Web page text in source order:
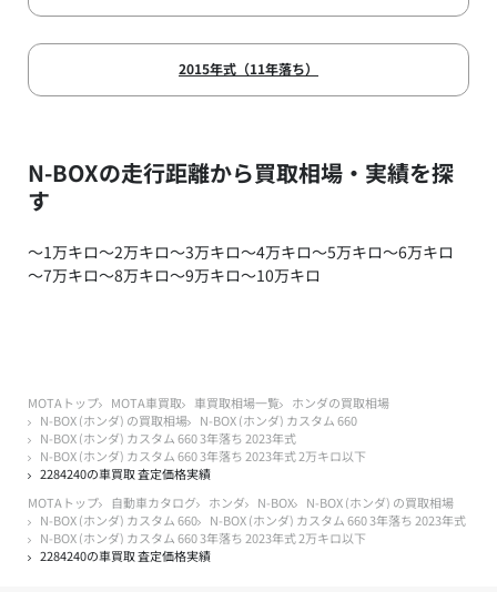
2015年式（11年落ち）
N-BOXの走行距離から買取相場・実績を探
す
～1万キロ～2万キロ～3万キロ～4万キロ～5万キロ～6万キロ
～7万キロ～8万キロ～9万キロ～10万キロ
MOTAトップ MOTA車買取 車買取相場一覧
ホンダの買取相場
N-BOX (ホンダ) の買取相場
N-BOX (ホンダ) カスタム 660
N-BOX (ホンダ) カスタム 660 3年落ち 2023年式
N-BOX (ホンダ) カスタム 660 3年落ち 2023年式 2万キロ以下
2284240の車買取 査定価格実績
MOTAトップ
自動車カタログ ホンダ N-BOX
N-BOX (ホンダ) の買取相場
N-BOX (ホンダ) カスタム 660
N-BOX (ホンダ) カスタム 660 3年落ち 2023年式
N-BOX (ホンダ) カスタム 660 3年落ち 2023年式 2万キロ以下
2284240の車買取 査定価格実績